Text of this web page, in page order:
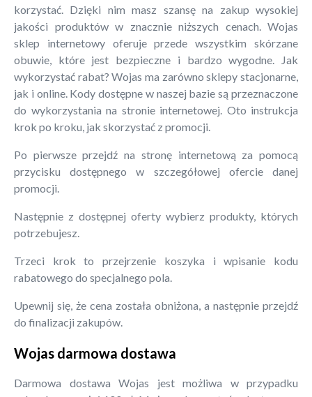
korzystać. Dzięki nim masz szansę na zakup wysokiej
jakości produktów w znacznie niższych cenach. Wojas
sklep internetowy oferuje przede wszystkim skórzane
obuwie, które jest bezpieczne i bardzo wygodne. Jak
wykorzystać rabat? Wojas ma zarówno sklepy stacjonarne,
jak i online. Kody dostępne w naszej bazie są przeznaczone
do wykorzystania na stronie internetowej. Oto instrukcja
krok po kroku, jak skorzystać z promocji.
Po pierwsze przejdź na stronę internetową za pomocą
przycisku dostępnego w szczegółowej ofercie danej
promocji.
Następnie z dostępnej oferty wybierz produkty, których
potrzebujesz.
Trzeci krok to przejrzenie koszyka i wpisanie kodu
rabatowego do specjalnego pola.
Upewnij się, że cena została obniżona, a następnie przejdź
do finalizacji zakupów.
Wojas darmowa dostawa
Darmowa dostawa Wojas jest możliwa w przypadku